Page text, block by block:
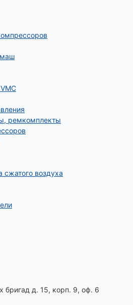
ремкомплекты
воздуха
бригад д. 15, корп. 9, оф. 6